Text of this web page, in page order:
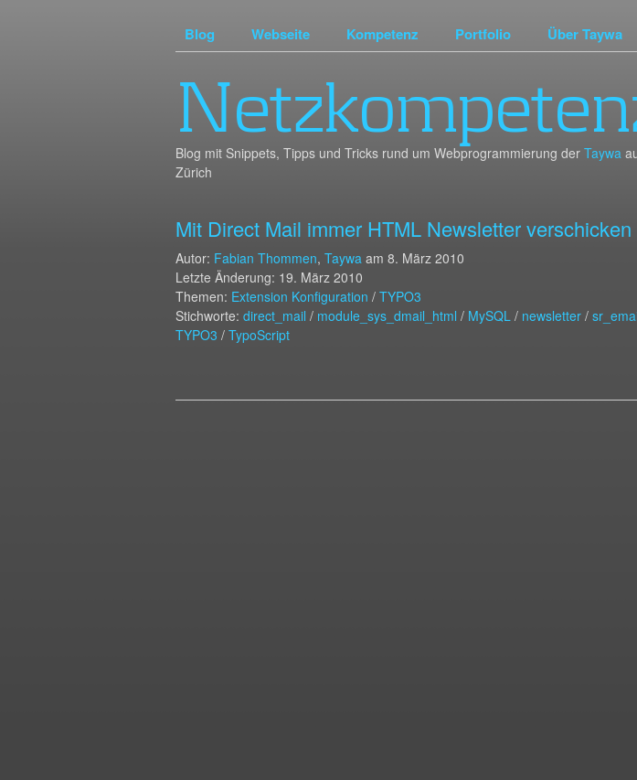
Blog Webseite Kompetenz Portfolio Über Taywa
Blog mit Snippets, Tipps und Tricks rund um Webprogrammierung der Taywa
Zürich
Mit Direct Mail immer HTML Newsletter verschicken
Autor: Fabian Thommen, Taywa am 8. März 2010
Letzte Änderung: 19. März 2010
Themen: Extension Konfiguration / TYPO3
Stichworte: direct_mail / module_sys_dmail_html / MySQL / newsletter /
TYPO3 / TypoScript